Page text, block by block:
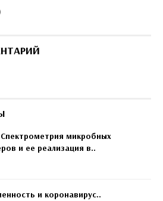
микробных
и ее реализация в..
и коронавирус..